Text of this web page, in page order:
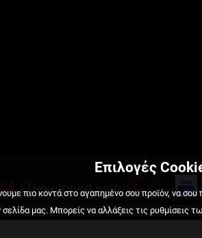
| Developed with
Επιλογές
πιο κοντά στο αγαπημένο σου προϊόν, να
μας. Μπορείς να αλλάξεις τις ρυθμίσεις